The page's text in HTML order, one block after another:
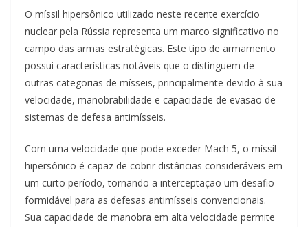
O míssil hipersônico utilizado neste recente exercício
nuclear pela Rússia representa um marco significativo no
campo das armas estratégicas. Este tipo de armamento
possui características notáveis que o distinguem de
outras categorias de mísseis, principalmente devido à sua
velocidade, manobrabilidade e capacidade de evasão de
sistemas de defesa antimísseis.
Com uma velocidade que pode exceder Mach 5, o míssil
hipersônico é capaz de cobrir distâncias consideráveis em
um curto período, tornando a interceptação um desafio
formidável para as defesas antimísseis convencionais.
Sua capacidade de manobra em alta velocidade permite